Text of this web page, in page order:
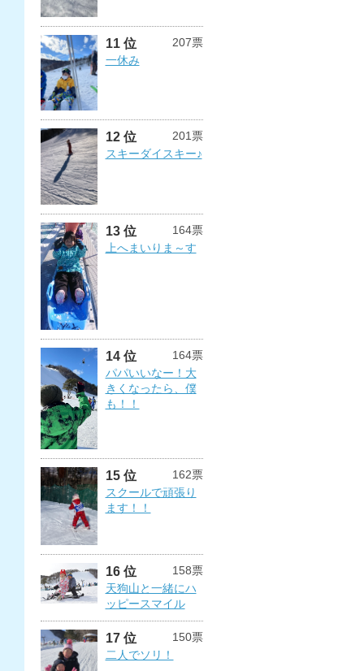
11 位
207票
一休み
12 位
201票
スキーダイスキー♪
13 位
164票
上へまいりま～す
14 位
164票
パパいいなー！大
きくなったら、僕
も！！
15 位
162票
スクールで頑張り
ます！！
16 位
158票
天狗山と一緒にハ
ッピースマイル
17 位
150票
二人でソリ！